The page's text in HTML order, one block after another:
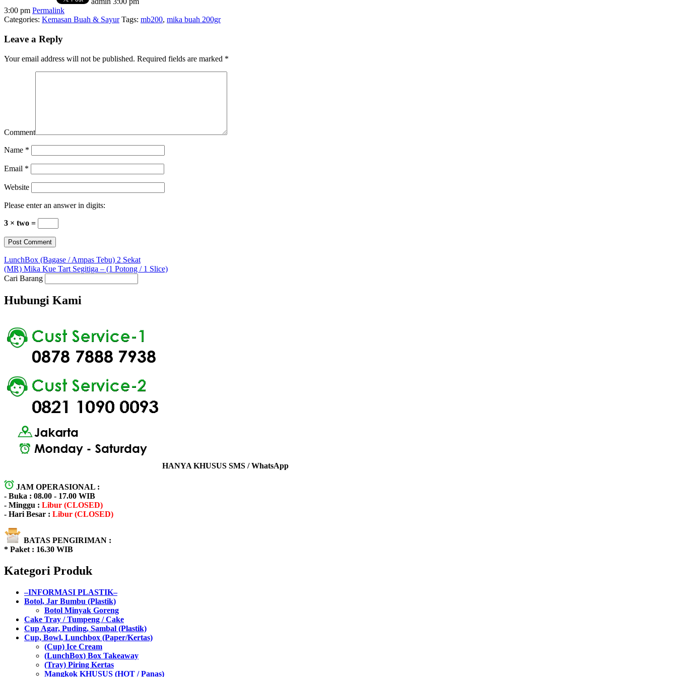
3:00 pm Permalink
Categories: Kemasan Buah & SayurTags: mb200, mika buah 200gr
Leave a Reply
Your email address will not be published. Required fields are marked *
Comment
Name *
Email *
Website
Please enter an answer in digits:
3 × two =
LunchBox (Bagase / Ampas Tebu) 2 Sekat
(MR) Mika Kue Tart Segitiga – (1 Potong / 1 Slice)
Cari Barang
Hubungi Kami
HANYA KHUSUS SMS / WhatsApp
JAM OPERASIONAL :
- Buka : 08.00 - 17.00 WIB
- Minggu : Libur (CLOSED)
- Hari Besar : Libur (CLOSED)
BATAS PENGIRIMAN :
* Paket : 16.30 WIB
Kategori Produk
–INFORMASI PLASTIK–
Botol, Jar Bumbu (Plastik)
Botol Minyak Goreng
Cake Tray / Tumpeng / Cake
Cup Agar, Puding, Sambal (Plastik)
Cup, Bowl, Lunchbox (Paper/Kertas)
(Cup) Ice Cream
(LunchBox) Box Takeaway
(Tray) Piring Kertas
Mangkok KHUSUS (HOT / Panas)